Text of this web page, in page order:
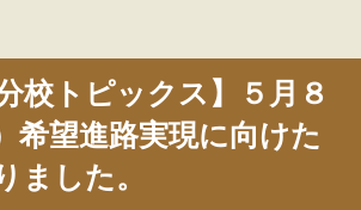
校トピックス】５月８
希望進路実現に向けた
ました。